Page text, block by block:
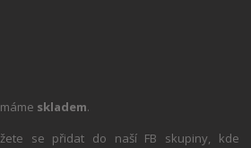
skladem.
se přidat do naší FB skupiny, kde